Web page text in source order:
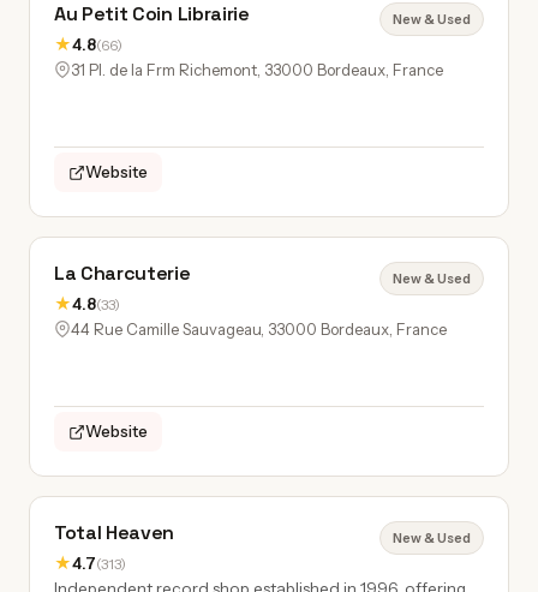
Au Petit Coin Librairie
★4.8(66)
New & Used
31 Pl. de la Frm Richemont, 33000 Bordeaux, France
Website
La Charcuterie
★4.8(33)
New & Used
44 Rue Camille Sauvageau, 33000 Bordeaux, France
Website
Total Heaven
★4.7(313)
New & Used